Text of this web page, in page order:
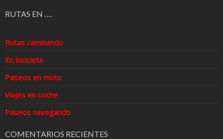
RUTAS EN ….
Rutas caminando
En bicicleta
Paseos en moto
Viajes en coche
Paseos navegando
COMENTARIOS RECIENTES